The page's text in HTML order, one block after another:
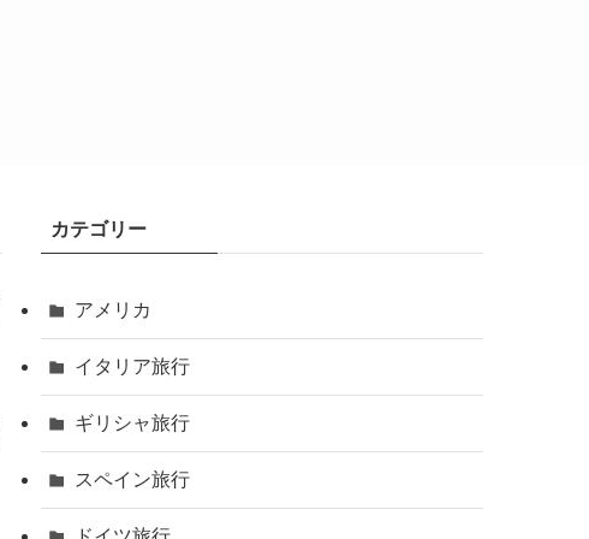
カテゴリー
アメリカ
イタリア旅行
ギリシャ旅行
スペイン旅行